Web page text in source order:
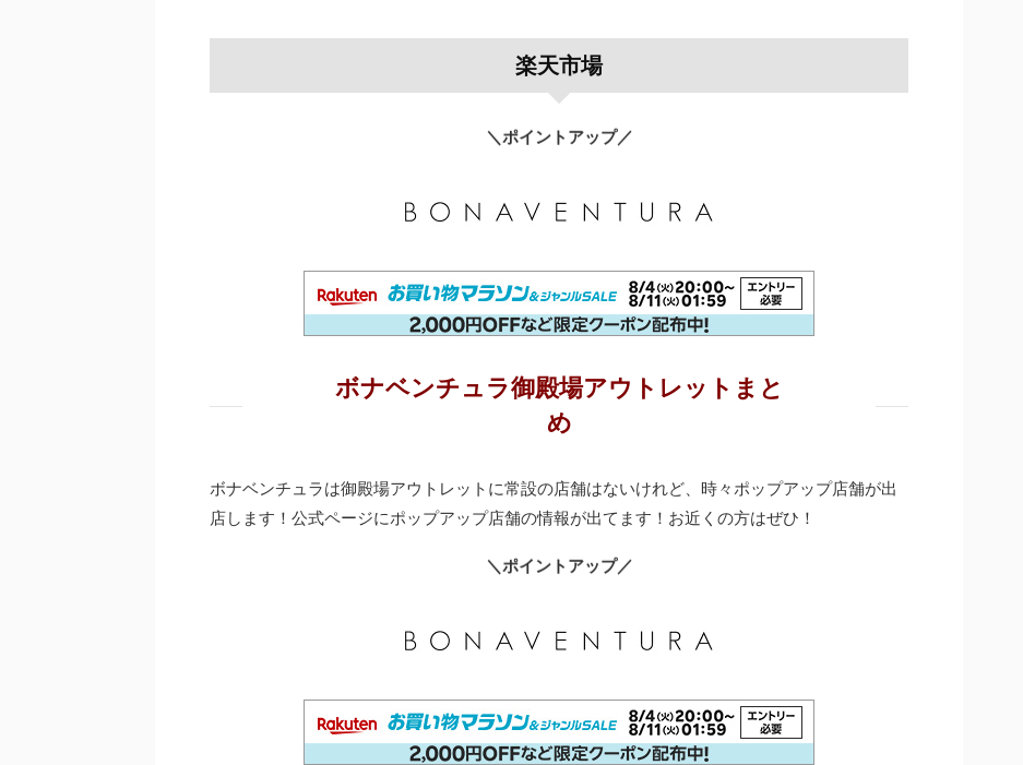
楽天市場
＼ポイントアップ／
ボナベンチュラ御殿場アウトレットまと
め
ボナベンチュラは御殿場アウトレットに常設の店舗はないけれど、時々ポップアップ店舗が出
店します！公式ページにポップアップ店舗の情報が出てます！お近くの方はぜひ！
＼ポイントアップ／